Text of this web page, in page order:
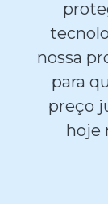
nossa
para
preço
hoje